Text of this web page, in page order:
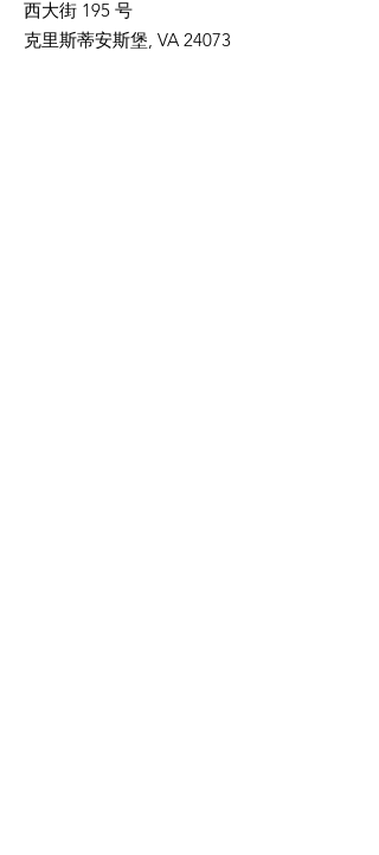
西大街 195 号
克里斯蒂安斯堡, VA 24073